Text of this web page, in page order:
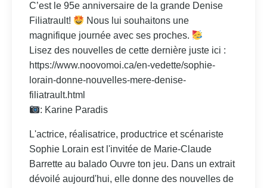
C’est le 95e anniversaire de la grande Denise
Filiatrault!
Nous lui souhaitons une
magnifique journée avec ses proches.
Lisez des nouvelles de cette dernière juste ici :
https://www.noovomoi.ca/en-vedette/sophie-
lorain-donne-nouvelles-mere-denise-
filiatrault.html
: Karine Paradis
L'actrice, réalisatrice, productrice et scénariste
Sophie Lorain est l'invitée de Marie-Claude
Barrette au balado Ouvre ton jeu. Dans un extrait
dévoilé aujourd'hui, elle donne des nouvelles de